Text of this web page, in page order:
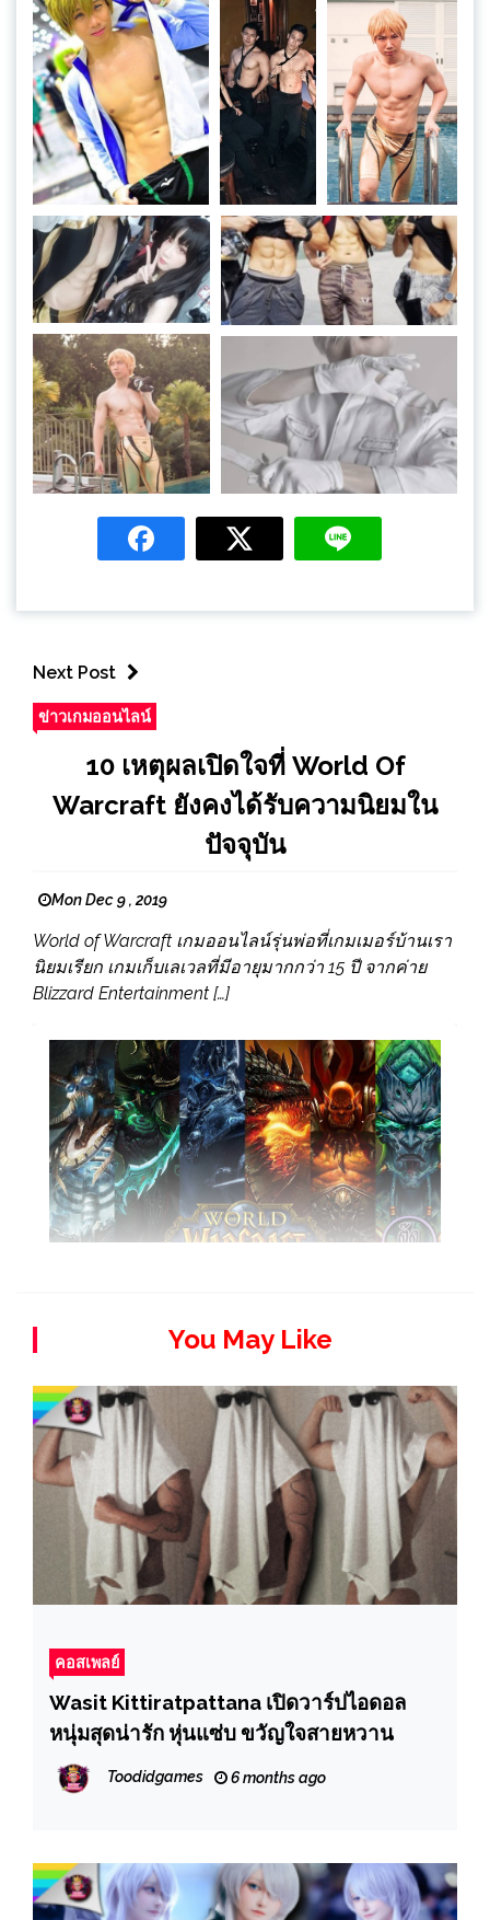
Next Post
ข่าวเกมออนไลน์
10 เหตุผลเปิดใจที่ World Of
Warcraft ยังคงได้รับความนิยมใน
ปัจจุบัน
Mon Dec 9 , 2019
World of Warcraft เกมออนไลน์รุ่นพ่อที่เกมเมอร์บ้านเรา
นิยมเรียก เกมเก็บเลเวลที่มีอายุมากกว่า 15 ปี จากค่าย
Blizzard Entertainment […]
You May Like
คอสเพลย์
Wasit Kittiratpattana เปิดวาร์ปไอดอล
หนุ่มสุดน่ารัก หุ่นแซ่บ ขวัญใจสายหวาน
Toodidgames 6 months ago